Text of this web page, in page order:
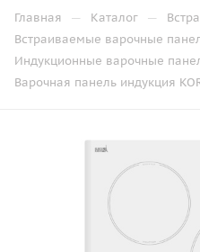
Главная — Каталог —
Встраиваемые варочные
Индукционные варочные
Варочная панель индукция